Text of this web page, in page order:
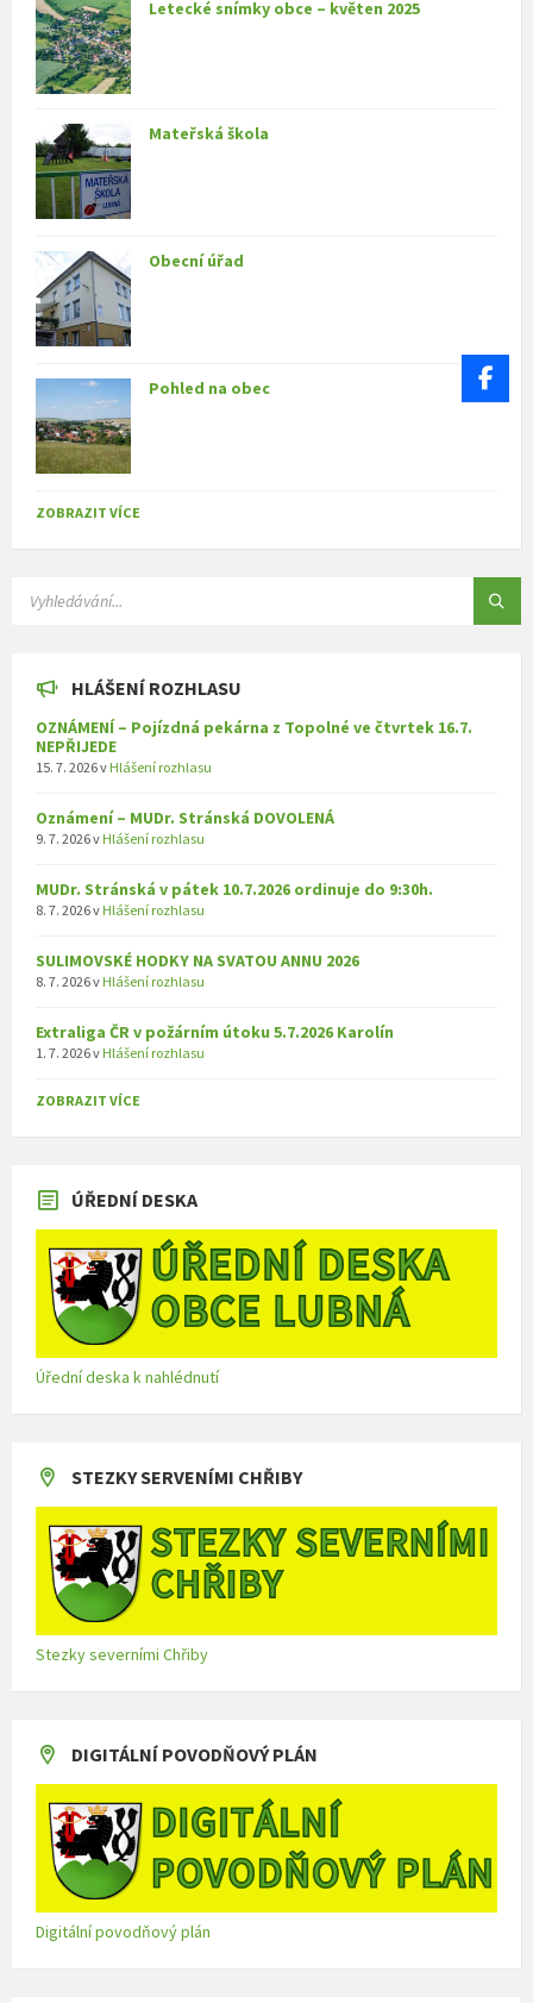
Letecké snímky obce – květen 2025
Mateřská škola
Obecní úřad
Pohled na obec
ZOBRAZIT VÍCE
HLÁŠENÍ ROZHLASU
OZNÁMENÍ – Pojízdná pekárna z Topolné ve čtvrtek 16.7.
NEPŘIJEDE
15. 7. 2026v Hlášení rozhlasu
Oznámení – MUDr. Stránská DOVOLENÁ
9. 7. 2026v Hlášení rozhlasu
MUDr. Stránská v pátek 10.7.2026 ordinuje do 9:30h.
8. 7. 2026v Hlášení rozhlasu
SULIMOVSKÉ HODKY NA SVATOU ANNU 2026
8. 7. 2026v Hlášení rozhlasu
Extraliga ČR v požárním útoku 5.7.2026 Karolín
1. 7. 2026v Hlášení rozhlasu
ZOBRAZIT VÍCE
ÚŘEDNÍ DESKA
Úřední deska k nahlédnutí
STEZKY SERVENÍMI CHŘIBY
Stezky severními Chřiby
DIGITÁLNÍ POVODŇOVÝ PLÁN
Digitální povodňový plán